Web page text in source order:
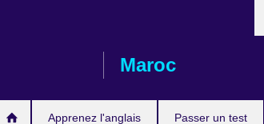
Maroc
Apprenez l'anglais Passer un test